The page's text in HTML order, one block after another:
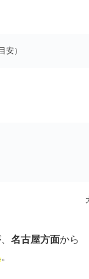
安）
名古屋方面から
。